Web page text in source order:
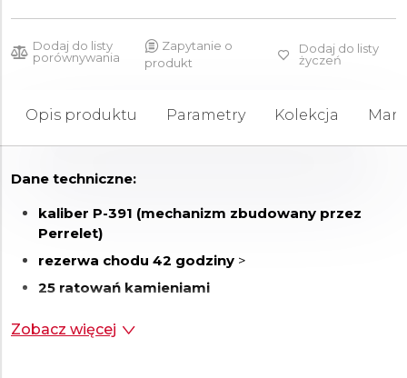
Dodaj do listy
porównywania
Zapytanie o
produkt
Dodaj do listy
życzeń
Opis produktu Parametry Kolekcja
Dane techniczne:
kaliber P-391 (mechanizm zbudowany przez
Perrelet)
rezerwa chodu 42 godziny >
25 ratowań kamieniami
godzinę)
Zobacz więcej